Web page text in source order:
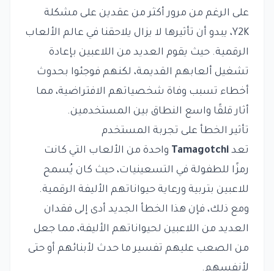
على الرغم من مرور أكثر من عقدين على مشكلة
Y2K، يبدو أن تأثيرها لا يزال يلاحقنا في عالم الألعاب
الرقمية. حيث يقوم العديد من اللاعبين بإعادة
تشغيل ألعابهم القديمة، لكنهم فوجئوا بحدوث
أخطاء تسبب وفاة شخصياتهم الافتراضية، مما
أثار قلقًا واسع النطاق بين المستخدمين.
تأثير الخطأ على تجربة المستخدم
تعد Tamagotchi واحدة من الألعاب التي كانت
رمزًا للطفولة في التسعينيات، حيث كان يُسمح
للاعبين بتربية ورعاية حيواناتهم الأليفة الرقمية.
ومع ذلك، فإن هذا الخطأ الجديد أدى إلى فقدان
العديد من اللاعبين لحيواناتهم الأليفة، مما جعل
من الصعب عليهم تفسير ما حدث لأبنائهم أو حتى
لأنفسهم.